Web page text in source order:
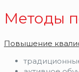
Методы
Повышение